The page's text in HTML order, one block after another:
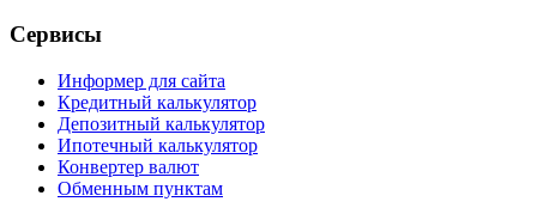
Сервисы
Информер для сайта
Кредитный калькулятор
Депозитный калькулятор
Ипотечный калькулятор
Конвертер валют
Обменным пунктам